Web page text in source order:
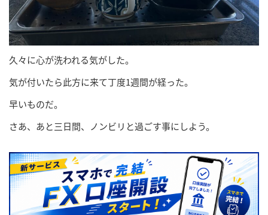
久々に心が洗われる気がした。
気が付いたら此方に来て丁度1週間が経った。
早いものだ。
さあ、あと三日間、ノンビリと過ごす事にしよう。